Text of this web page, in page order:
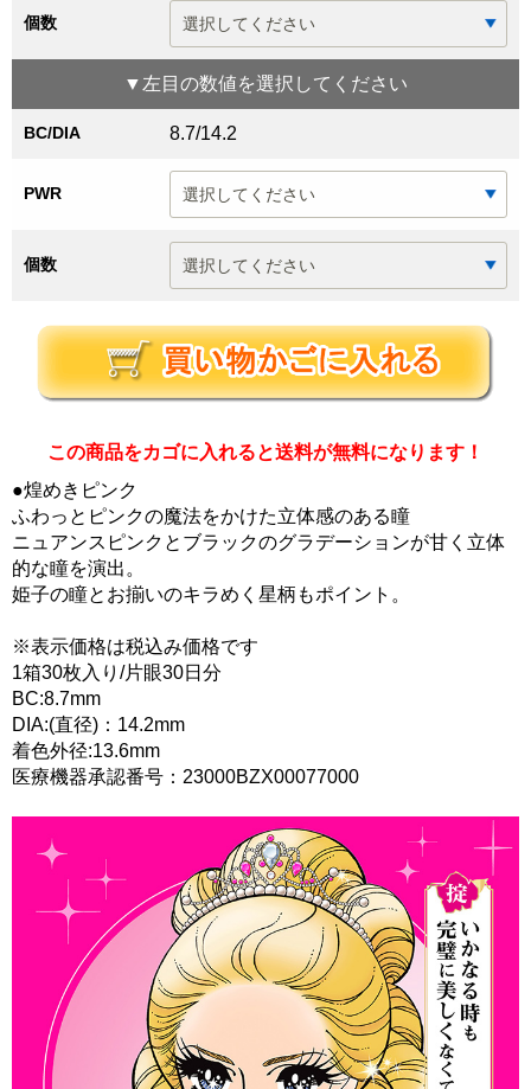
個数
▼ 左目 の数値を選択してください
BC/DIA 8.7/14.2
PWR
個数
この商品をカゴに入れると送料が無料になります！
●煌めきピンク
ふわっとピンクの魔法をかけた立体感のある瞳
ニュアンスピンクとブラックのグラデーションが甘く立体
的な瞳を演出。
姫子の瞳とお揃いのキラめく星柄もポイント。
※表示価格は税込み価格です
1箱30枚入り/片眼30日分
BC:8.7mm
DIA:(直径)：14.2mm
着色外径:13.6mm
医療機器承認番号：23000BZX00077000